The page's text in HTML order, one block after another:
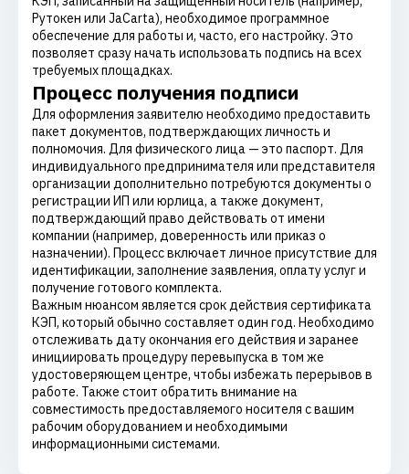
Рутокен или JaCarta), необходимое программное
обеспечение для работы и, часто, его настройку. Это
позволяет сразу начать использовать подпись на всех
требуемых площадках.
Процесс получения подписи
Для оформления заявителю необходимо предоставить
пакет документов, подтверждающих личность и
полномочия. Для физического лица — это паспорт. Для
индивидуального предпринимателя или представителя
организации дополнительно потребуются документы о
регистрации ИП или юрлица, а также документ,
подтверждающий право действовать от имени
компании (например, доверенность или приказ о
назначении). Процесс включает личное присутствие для
идентификации, заполнение заявления, оплату услуг и
получение готового комплекта.
Важным нюансом является срок действия сертификата
КЭП, который обычно составляет один год. Необходимо
отслеживать дату окончания его действия и заранее
инициировать процедуру перевыпуска в том же
удостоверяющем центре, чтобы избежать перерывов в
работе. Также стоит обратить внимание на
совместимость предоставляемого носителя с вашим
рабочим оборудованием и необходимыми
информационными системами.